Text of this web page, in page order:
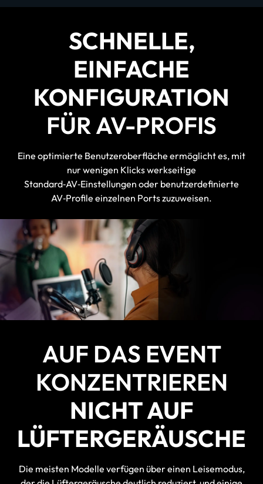
SCHNELLE,
EINFACHE
KONFIGURATION
FÜR AV-PROFIS
Eine optimierte Benutzeroberfläche ermöglicht es, mit
nur wenigen Klicks werkseitige
Standard‑AV‑Einstellungen oder benutzerdefinierte
AV‑Profile einzelnen Ports zuzuweisen.
AUF DAS EVENT
KONZENTRIEREN
NICHT AUF
LÜFTERGERÄUSCHE
Die meisten Modelle verfügen über einen Leisemodus,